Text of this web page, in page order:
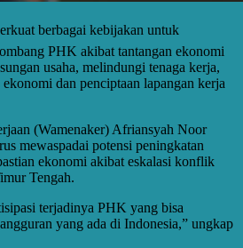
berbagai kebijakan untuk
PHK akibat tantangan ekonomi
usaha, melindungi tenaga kerja,
dan penciptaan lapangan kerja
(Wamenaker) Afriansyah Noor
mewaspadai potensi peningkatan
ekonomi akibat eskalasi konflik
Tengah.
terjadinya PHK yang bisa
yang ada di Indonesia,” ungkap